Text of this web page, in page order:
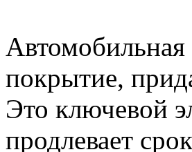
Автомобильная
покрытие,
Это ключевой
продлевает